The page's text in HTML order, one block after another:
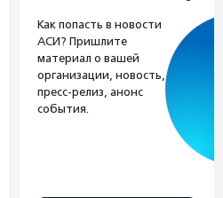
Как попасть в новости
АСИ? Пришлите
материал о вашей
организации, новость,
пресс-релиз, анонс
события.